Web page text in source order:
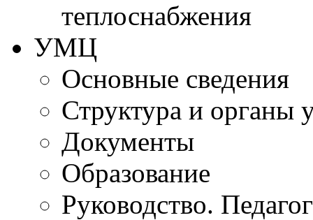
теплоснабжения
УМЦ
Основные сведения
Структура и органы
Документы
Образование
Руководство.